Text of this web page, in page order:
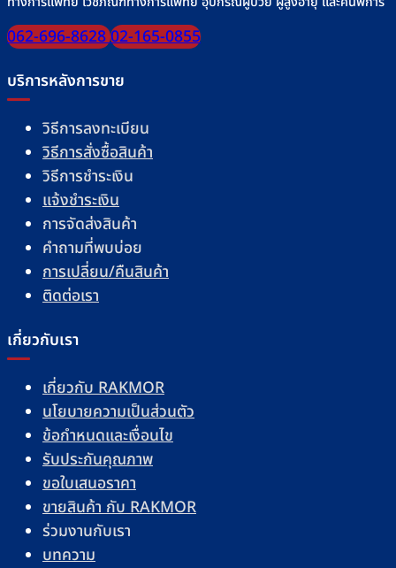
062-696-862802-165-0855
บริการหลังการขาย
วิธีการลงทะเบียน
วิธีการสั่งซื้อสินค้า
วิธีการชำระเงิน
แจ้งชำระเงิน
การจัดส่งสินค้า
คำถามที่พบบ่อย
การเปลี่ยน/คืนสินค้า
ติดต่อเรา
เกี่ยวกับเรา
เกี่ยวกับ RAKMOR
นโยบายความเป็นส่วนตัว
ข้อกำหนดและเงื่อนไข
รับประกันคุณภาพ
ขอใบเสนอราคา
ขายสินค้า กับ RAKMOR
ร่วมงานกับเรา
บทความ